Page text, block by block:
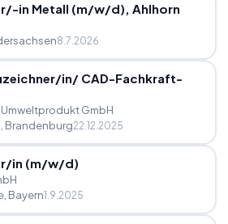
/-in Metall (m/w/d), Ahlhorn
8.7.2026
/in/CAD-Fachkraft-
GmbH
, Brandenburg22.12.2025
/in (m/w/d)
, Bayern1.9.2025